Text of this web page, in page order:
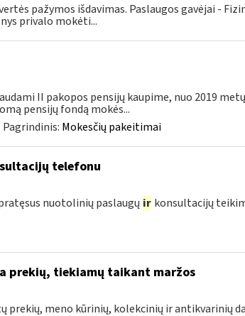
pažymos išdavimas. Paslaugos gavėjai -
privalo mokėti...
II pakopos pensijų kaupime, nuo 2019 metų
pensijų fondą mokės...
Pagrindinis: Mokesčių pakeitimai
telefonu
nuotolinių paslaugų ir konsultacijų
prekių, tiekiamų taikant maržos
prekių, meno kūrinių, kolekcinių ir antikvarinių